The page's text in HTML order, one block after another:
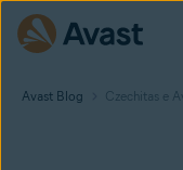
Avast Blog Czechitas e